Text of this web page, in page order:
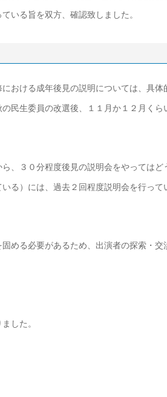
いる旨を双方、確認致しました。
おける成年後見の説明については、具体
民生委員の改選後、１１月か１２月くら
、３０分程度後見の説明会をやってはど
る）には、過去２回程度説明会を行って
める必要があるため、出演者の探索・交
した。